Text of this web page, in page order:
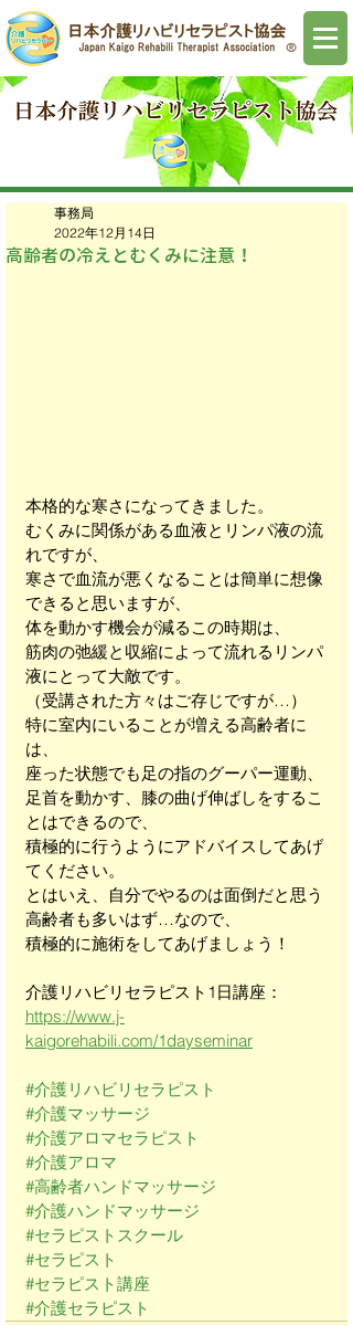
高齢者の冷えとむくみに注意！
事務局
2022年12月14日
本格的な寒さになってきました。
むくみに関係がある血液とリンパ液の流
れですが、
寒さで血流が悪くなることは簡単に想像
できると思いますが、
体を動かす機会が減るこの時期は、
筋肉の弛緩と収縮によって流れるリンパ
液にとって大敵です。
（受講された方々はご存じですが…）
特に室内にいることが増える高齢者に
は、
座った状態でも足の指のグーパー運動、
足首を動かす、膝の曲げ伸ばしをするこ
とはできるので、
積極的に行うようにアドバイスしてあげ
てください。
とはいえ、自分でやるのは面倒だと思う
高齢者も多いはず…なので、
積極的に施術をしてあげましょう！
介護リハビリセラピスト1日講座：
https://www.j-
kaigorehabili.com/1dayseminar
#介護リハビリセラピスト
#介護マッサージ
#介護アロマセラピスト
#介護アロマ
#高齢者ハンドマッサージ
#介護ハンドマッサージ
#セラピストスクール
#セラピスト
#セラピスト講座
#介護セラピスト